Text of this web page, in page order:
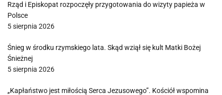
Rząd i Episkopat rozpoczęły przygotowania do wizyty papieża w
Polsce
5 sierpnia 2026
Śnieg w środku rzymskiego lata. Skąd wziął się kult Matki Bożej
Śnieżnej
5 sierpnia 2026
„Kapłaństwo jest miłością Serca Jezusowego”. Kościół wspomina